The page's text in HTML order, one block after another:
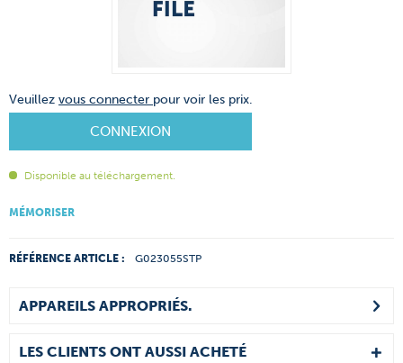
Veuillez vous connecter pour voir les prix.
CONNEXION
Disponible au téléchargement.
MÉMORISER
RÉFÉRENCE ARTICLE : G023055STP
APPAREILS APPROPRIÉS.
LES CLIENTS ONT AUSSI ACHETÉ